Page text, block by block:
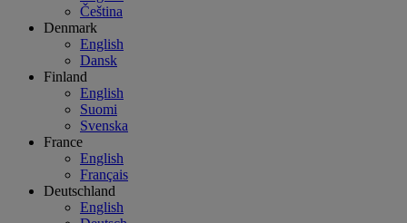
Čeština
Denmark
English
Dansk
Finland
English
Suomi
Svenska
France
English
Français
Deutschland
English